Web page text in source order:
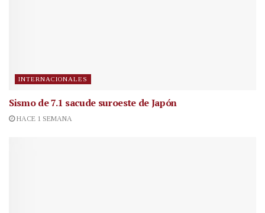
INTERNACIONALES
Sismo de 7.1 sacude suroeste de Japón
HACE 1 SEMANA